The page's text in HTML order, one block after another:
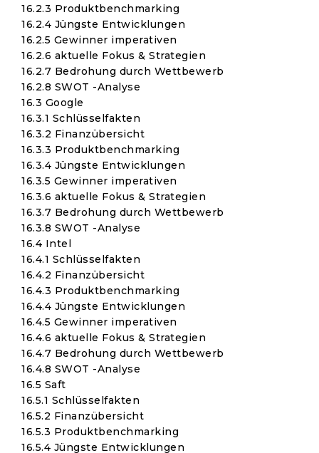
16.2.3 Produktbenchmarking
16.2.4 Jüngste Entwicklungen
16.2.5 Gewinner imperativen
16.2.6 aktuelle Fokus & Strategien
16.2.7 Bedrohung durch Wettbewerb
16.2.8 SWOT -Analyse
16.3 Google
16.3.1 Schlüsselfakten
16.3.2 Finanzübersicht
16.3.3 Produktbenchmarking
16.3.4 Jüngste Entwicklungen
16.3.5 Gewinner imperativen
16.3.6 aktuelle Fokus & Strategien
16.3.7 Bedrohung durch Wettbewerb
16.3.8 SWOT -Analyse
16.4 Intel
16.4.1 Schlüsselfakten
16.4.2 Finanzübersicht
16.4.3 Produktbenchmarking
16.4.4 Jüngste Entwicklungen
16.4.5 Gewinner imperativen
16.4.6 aktuelle Fokus & Strategien
16.4.7 Bedrohung durch Wettbewerb
16.4.8 SWOT -Analyse
16.5 Saft
16.5.1 Schlüsselfakten
16.5.2 Finanzübersicht
16.5.3 Produktbenchmarking
16.5.4 Jüngste Entwicklungen